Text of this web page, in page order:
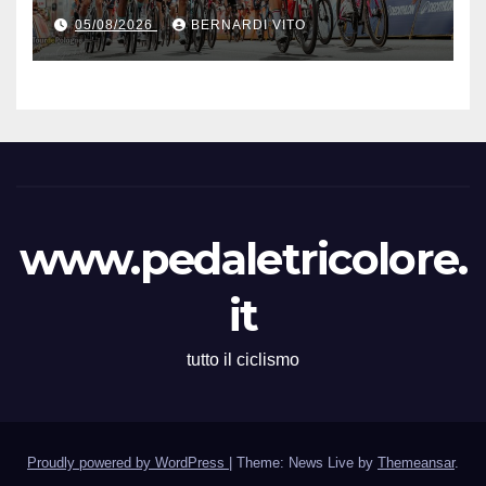
Vince la terza tappa di
seguito e in maglia gialla
all’83° Giro di Polonia
05/08/2026 BERNARDI VITO
www.pedaletricolore.
it
tutto il ciclismo
Proudly powered by WordPress Theme: News Live by Themeansar.